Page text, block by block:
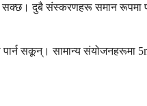
सक्छ। दुबै संस्करणहरू समान
सकून्। सामान्य संयोजनहरूमा